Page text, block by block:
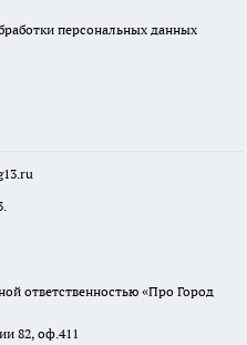
персональных данных
ответственностью «Про Город
82, оф.411